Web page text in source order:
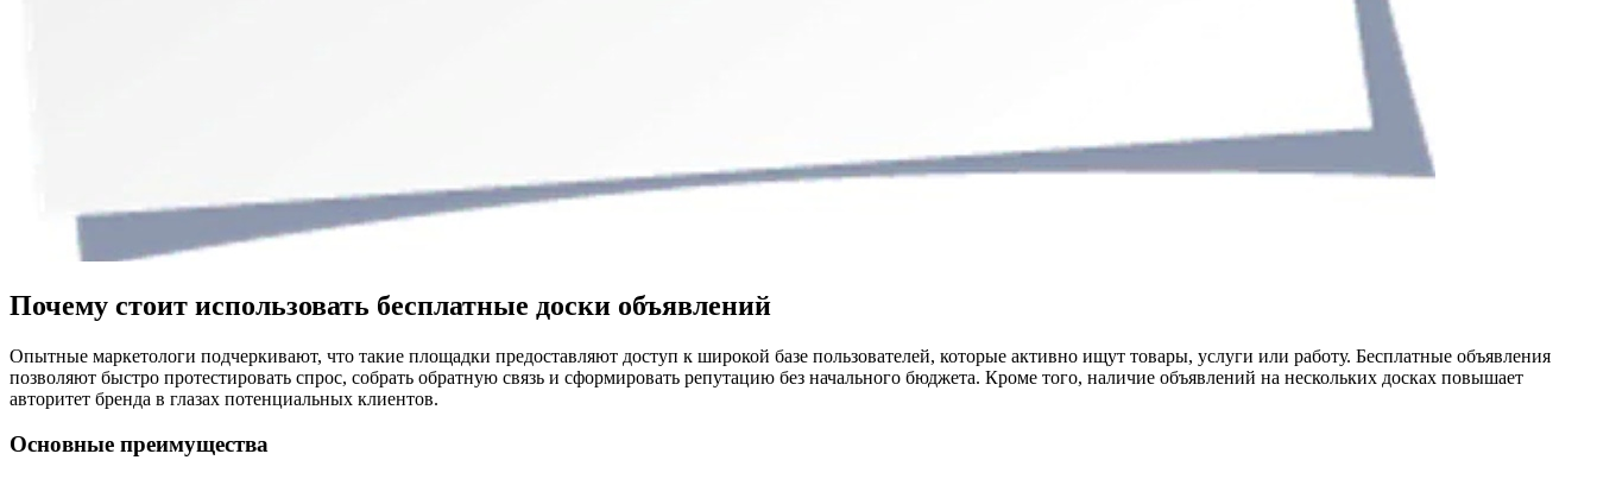
Почему стоит использовать бесплатные доски объявлений
Опытные маркетологи подчеркивают, что такие площадки предоставляют доступ к широкой базе пользователей, которые активно ищут товары, услуги или работу. Бесплатные объявления
позволяют быстро протестировать спрос, собрать обратную связь и сформировать репутацию без начального бюджета. Кроме того, наличие объявлений на нескольких досках повышает
авторитет бренда в глазах потенциальных клиентов.
Основные преимущества